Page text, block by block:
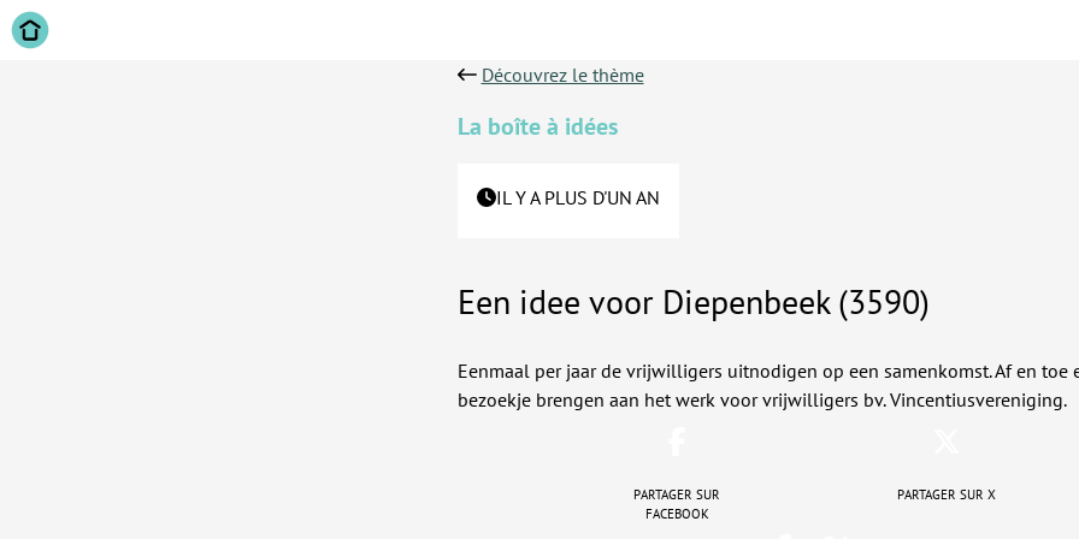
Découvrez le thème
La boîte à idées
IL Y A PLUS D'UN AN
Een idee voor Diepenbeek (3590)
Eenmaal per jaar de vrijwilligers uitnodigen op een samenkomst. Af en toe
bezoekje brengen aan het werk voor vrijwilligers bv. Vincentiusvereniging.
Partager sur
Facebook
Partager sur X